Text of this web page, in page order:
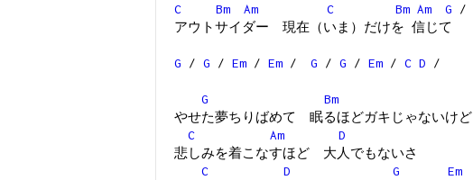
C
Bm Am C Bm Am G /
アウトサイダー 現在（いま）だけを 信じて
G / G / Em / Em / G / G / Em / C D /
G
Bm
やせた夢ちりばめて 眠るほどガキじゃないけど
C
Am
D
悲しみを着こなすほど 大人でもないさ
C
D G
Em